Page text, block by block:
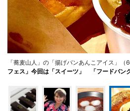
「蕎麦山人」の「揚げパンあんこアイス」
フェス」今回は「スイーツ」 「フードバン